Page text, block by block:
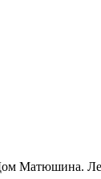
Матюшина.